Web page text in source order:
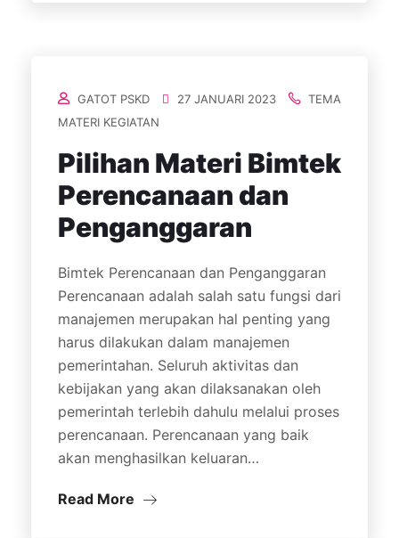
GATOT PSKD 27 JANUARI 2023
TEMA
MATERI KEGIATAN
Pilihan Materi Bimtek
Perencanaan dan
Penganggaran
Bimtek Perencanaan dan Penganggaran
Perencanaan adalah salah satu fungsi dari
manajemen merupakan hal penting yang
harus dilakukan dalam manajemen
pemerintahan. Seluruh aktivitas dan
kebijakan yang akan dilaksanakan oleh
pemerintah terlebih dahulu melalui proses
perencanaan. Perencanaan yang baik
akan menghasilkan keluaran…
Read More